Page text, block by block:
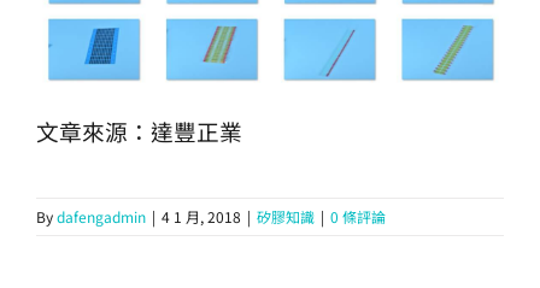
文章來源：達豐正業
Bydafengadmin | 4 1 月, 2018 | 矽膠知識 | 0 條評論